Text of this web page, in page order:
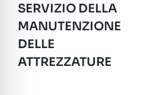
SERVIZIO DELLA
MANUTENZIONE
DELLE
ATTREZZATURE